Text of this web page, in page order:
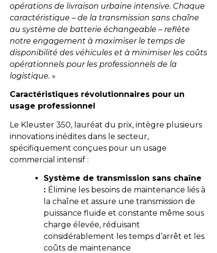
opérations de livraison urbaine intensive. Chaque
caractéristique – de la transmission sans chaîne
au système de batterie échangeable – reflète
notre engagement à maximiser le temps de
disponibilité des véhicules et à minimiser les coûts
opérationnels pour les professionnels de la
logistique. »
Caractéristiques révolutionnaires pour un
usage professionnel
Le Kleuster 350, lauréat du prix, intègre plusieurs
innovations inédites dans le secteur,
spécifiquement conçues pour un usage
commercial intensif :
Système de transmission sans chaîne
: Élimine les besoins de maintenance liés à
la chaîne et assure une transmission de
puissance fluide et constante même sous
charge élevée, réduisant
considérablement les temps d’arrêt et les
coûts de maintenance